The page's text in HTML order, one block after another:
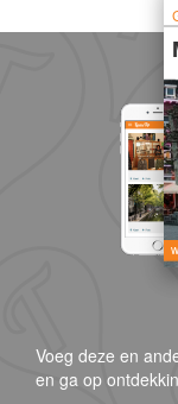
Voeg deze en
en ga op